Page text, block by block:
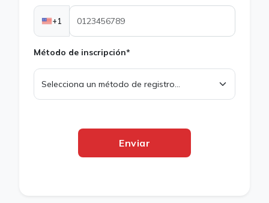
+1
Método de inscripción*
Enviar